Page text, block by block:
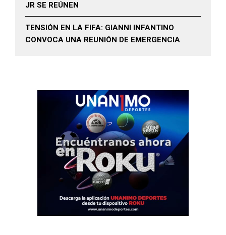
JR SE REÚNEN
TENSIÓN EN LA FIFA: GIANNI INFANTINO
CONVOCA UNA REUNIÓN DE EMERGENCIA